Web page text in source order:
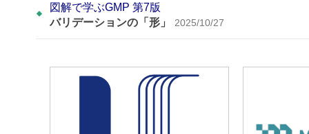
図解で学ぶGMP 第7版
バリデーションの「形」
2025/10/27